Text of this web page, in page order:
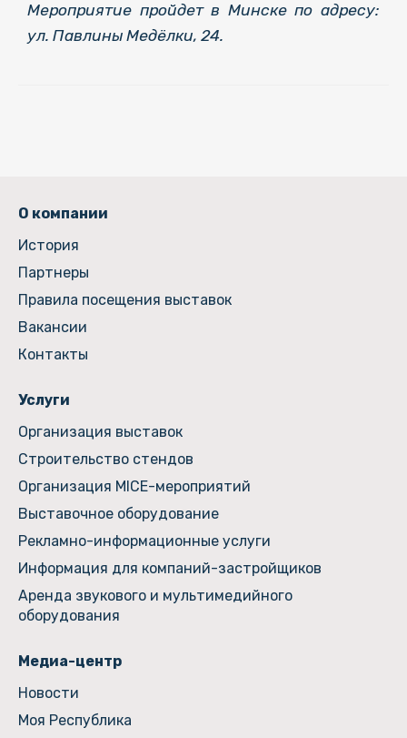
Мероприятие пройдет в Минске по адресу:
ул. Павлины Медёлки, 24.
О компании
История
Партнеры
Правила посещения выставок
Вакансии
Контакты
Услуги
Организация выставок
Строительство стендов
Организация MICE-мероприятий
Выставочное оборудование
Рекламно-информационные услуги
Информация для компаний-застройщиков
Аренда звукового и мультимедийного
оборудования
Медиа-центр
Новости
Моя Республика